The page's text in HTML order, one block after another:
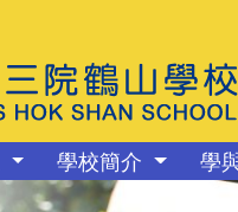
學校簡介 學